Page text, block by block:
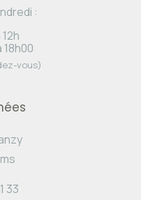
:
18h00
vous)
33